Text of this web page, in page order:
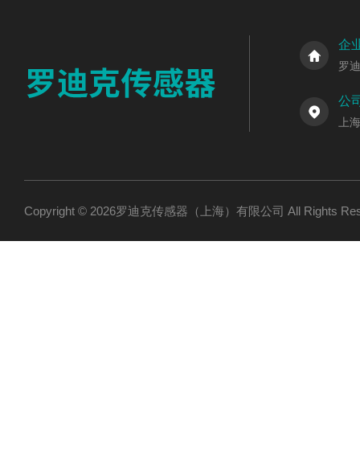
企
罗
公
上
Copyright © 2026罗迪克传感器（上海）有限公司 All Rights